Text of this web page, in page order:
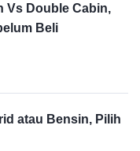
Vs Double Cabin,
Beli
atau Bensin, Pilih